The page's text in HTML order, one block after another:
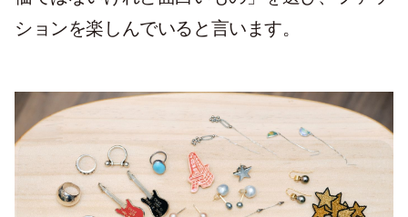
ションを楽しんでいると言います。